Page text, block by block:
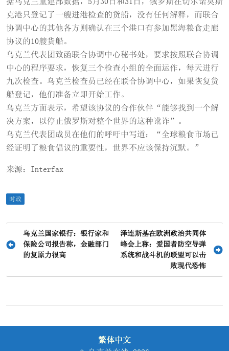
克港只登记了一艘进港检查的货船，没有任何解释，而联合
协调中心的其他各方则确认在三个港口有参加黑海粮食走廊
协议的10艘货船。
乌克兰代表团致函联合协调中心秘书处，要求按照联合协调
中心的程序要求，恢复三个检查小组的全面运作，每天进行
九次检查。乌克兰检查员已经在联合协调中心，如果恢复货
船登记，他们准备立即开始工作。
乌克兰方面表示，希望该协议的合作伙伴“能够找到一个解
决方案，以停止俄罗斯对整个世界的这种讹诈”。
乌克兰代表团成员在他们的呼吁中写道：“全球粮食市场已
经证明了粮食倡议的重要性，世界不应该保持沉默。”
来源：Interfax
时政
章
乌克兰国家银行：银行家和
保险公司报告称，金融部门
的复原力很高
泽连斯基在欧洲政治共同体
峰会上称：爱国者防空导弹
系统和战斗机的联盟可以击
败现代恐怖
繁体中文